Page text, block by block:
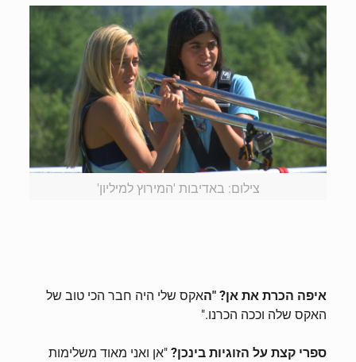
צילום: באדיבות 'המירוץ למיליון'
איפה הכרת את אן? "האקס שלי היה חבר הכי טוב של
האקס שלה וככה הכרנו."
ספרי קצת על הזוגיות בינכן?"אן ואני מאוד משלימות